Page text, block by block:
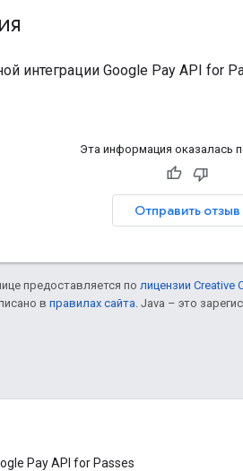
интеграции Google Pay API for
Эта информация оказалась
Отправить отзыв
предоставляется по лицензии Creative
в правилах сайта . Java – это
Pay API for Passes